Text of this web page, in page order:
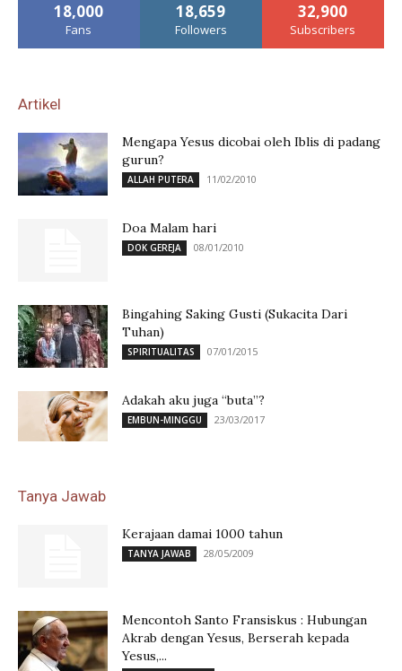
18,000
Fans
18,659
Followers
32,900
Subscribers
Artikel
Mengapa Yesus dicobai oleh Iblis di padang
gurun?
ALLAH PUTERA 11/02/2010
Doa Malam hari
DOK GEREJA 08/01/2010
Bingahing Saking Gusti (Sukacita Dari
Tuhan)
SPIRITUALITAS 07/01/2015
Adakah aku juga “buta”?
EMBUN-MINGGU 23/03/2017
Tanya Jawab
Kerajaan damai 1000 tahun
TANYA JAWAB 28/05/2009
Mencontoh Santo Fransiskus : Hubungan
Akrab dengan Yesus, Berserah kepada
Yesus,...